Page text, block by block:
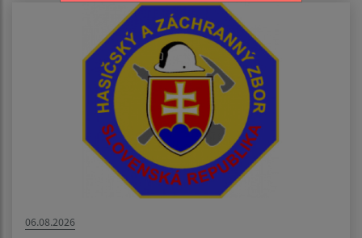
06.08.2026